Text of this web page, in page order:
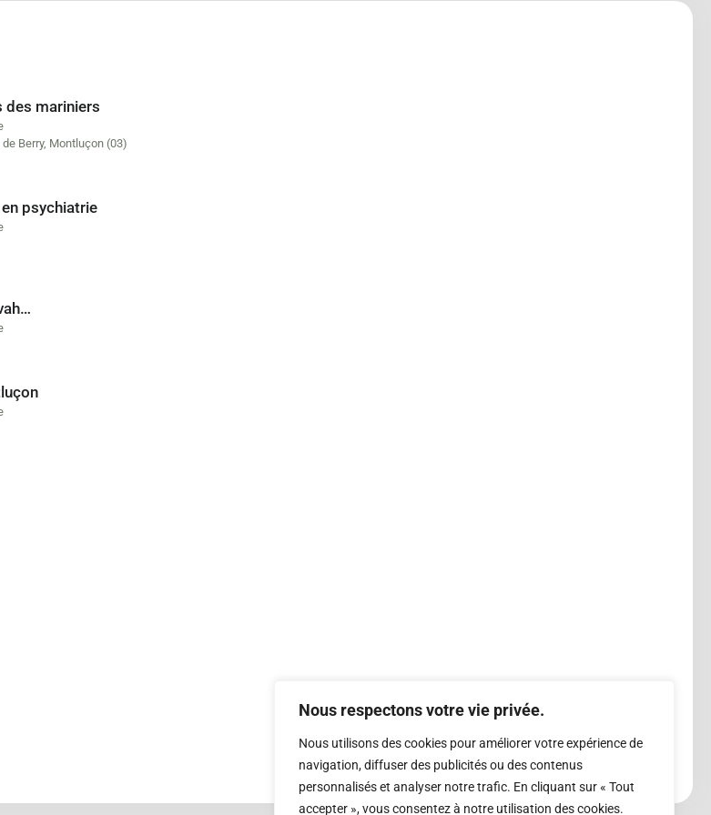
Nous respectons votre vie privée.
Nous utilisons des cookies pour améliorer votre expérience de
navigation, diffuser des publicités ou des contenus
personnalisés et analyser notre trafic. En cliquant sur « Tout
accepter », vous consentez à notre utilisation des cookies.
des mariniers
Berry, Montluçon (03)
psychiatrie